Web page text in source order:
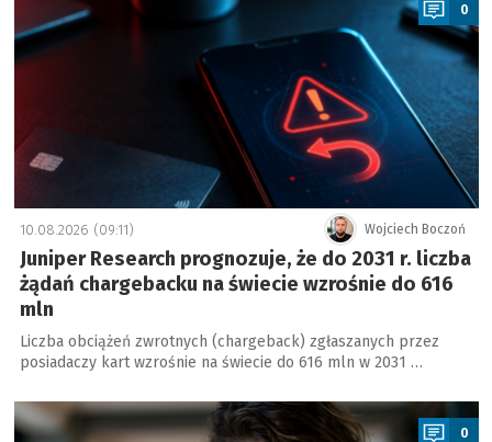
0
Wojciech Boczoń
10.08.2026 (09:11)
Juniper Research prognozuje, że do 2031 r. liczba
żądań chargebacku na świecie wzrośnie do 616
mln
Liczba obciążeń zwrotnych (chargeback) zgłaszanych przez
posiadaczy kart wzrośnie na świecie do 616 mln w 2031 …
a
0